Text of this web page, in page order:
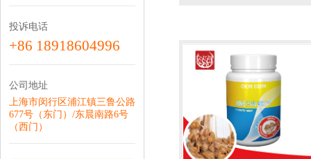
投诉电话
+86 18918604996
公司地址
上海市闵行区浦江镇三鲁公路
677号（东门）/东晨南路6号
（西门）